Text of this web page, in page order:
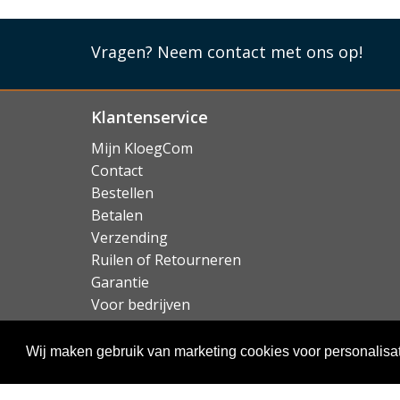
Wij maken gebruik van marketing cookies voor
rijbewijs en andere belangrijke zaken direct
Zo zet u het toestel eenvoudig rechtop om
Vragen? Neem contact met ons op!
Klantenservice
Mijn KloegCom
Contact
Bestellen
Betalen
Verzending
Ruilen of Retourneren
Garantie
Voor bedrijven
Over KloegCom.nl